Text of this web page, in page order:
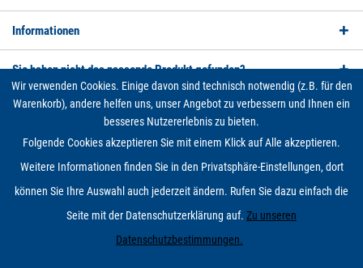
Informationen
Sie haben nicht das passende Produkt gefunden?
Service Hotline
Social Media
Unsere Zahlungsarten
Wir verwenden Cookies. Einige davon sind technisch notwendig (z.B. für den
Warenkorb), andere helfen uns, unser Angebot zu verbessern und Ihnen ein
besseres Nutzererlebnis zu bieten.
Folgende Cookies akzeptieren Sie mit einem Klick auf Alle akzeptieren.
Weitere Informationen finden Sie in den Privatsphäre-Einstellungen, dort
können Sie Ihre Auswahl auch jederzeit ändern. Rufen Sie dazu einfach die
Seite mit der Datenschutzerklärung auf. Zu unseren
Datenschutzbestimmungen.